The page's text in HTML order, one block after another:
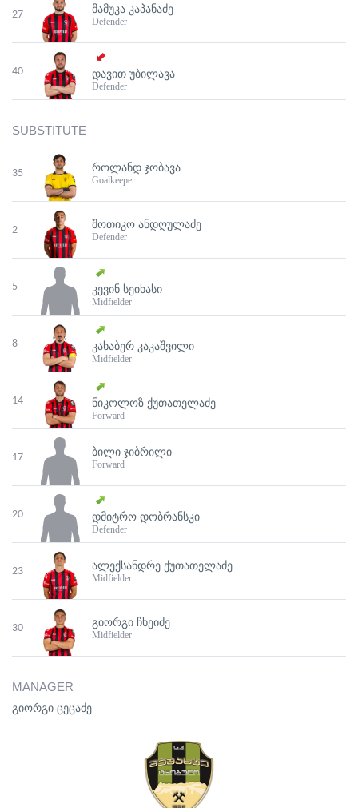
27 ᲛᲐᲛᲣᲙᲐ ᲙᲐᲞᲐᲜᲐᲫᲔ
Defender
40 ᲓᲐᲕᲘᲗ ᲣᲑᲘᲚᲐᲕᲐ
Defender
SUBSTITUTE
35 ᲠᲝᲚᲐᲜᲓ ᲯᲝᲑᲐᲕᲐ
Goalkeeper
2 ᲨᲝᲗᲘᲙᲝ ᲐᲜᲓᲦᲣᲚᲐᲫᲔ
Defender
5 ᲙᲔᲕᲘᲜ ᲡᲔᲘᲮᲐᲡᲘ
Midfielder
8 ᲙᲐᲮᲐᲑᲔᲠ ᲙᲐᲙᲐᲨᲕᲘᲚᲘ
Midfielder
14 ᲜᲘᲙᲝᲚᲝᲖ ᲥᲣᲗᲐᲗᲔᲚᲐᲫᲔ
Forward
17 ᲑᲘᲚᲘ ᲯᲘᲑᲠᲘᲚᲘ
Forward
20 ᲓᲛᲘᲢᲠᲝ ᲓᲝᲑᲠᲐᲜᲡᲙᲘ
Defender
23 ᲐᲚᲔᲥᲡᲐᲜᲓᲠᲔ ᲥᲣᲗᲐᲗᲔᲚᲐᲫᲔ
Midfielder
30 ᲒᲘᲝᲠᲒᲘ ᲩᲮᲔᲘᲫᲔ
Midfielder
MANAGER
გიორგი ცეცაძე